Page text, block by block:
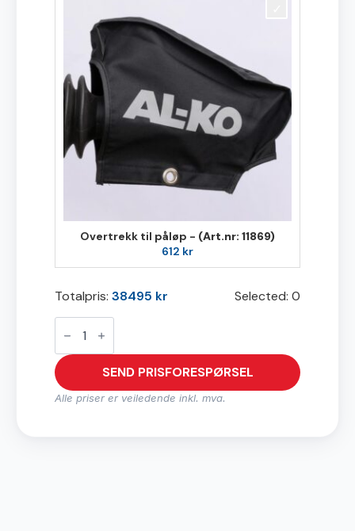
Overtrekk til påløp - (Art.nr: 11869)
612 kr
Totalpris: 38495 kr Selected: 0
D2625N
antall
SEND PRISFORESPØRSEL
Alle priser er veiledende inkl. mva.